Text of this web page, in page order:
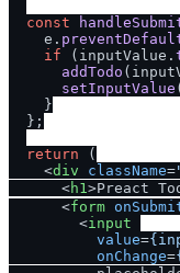
const
    e.
if (inputValue.
addTodo
setInputValue (
    }
  };
return (
<div className=
<h1>Preact
<form
<input
value=
onChange=